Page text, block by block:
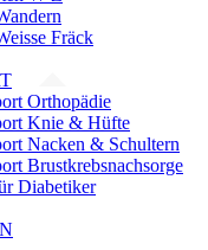
Fräck
Orthopädie
Knie & Hüfte
Nacken & Schultern
Brustkrebsnachsorge
Diabetiker